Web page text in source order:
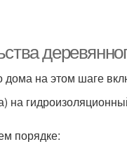
дома на этом шаге
на
порядке: